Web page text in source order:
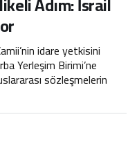
Devrediyor
idare yetkisini
Yerleşim Birimi’ne
sözleşmelerin